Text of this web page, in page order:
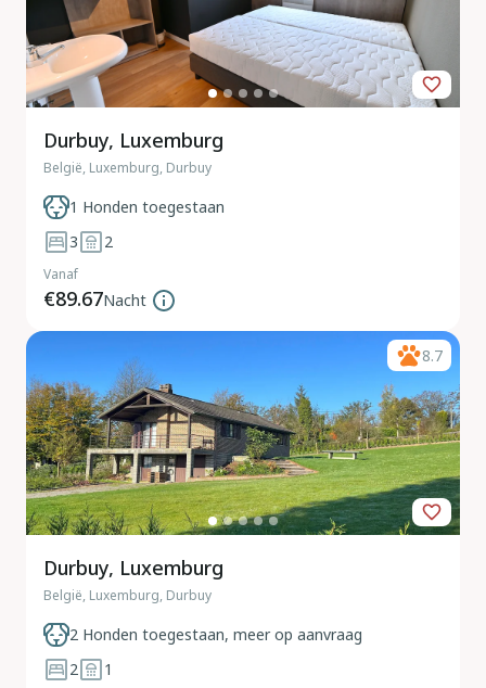
Durbuy, Luxemburg
België, Luxemburg, Durbuy
1 Honden toegestaan
3
2
Vanaf
€89.67Nacht
8.7
Durbuy, Luxemburg
België, Luxemburg, Durbuy
2 Honden toegestaan, meer op aanvraag
2
1